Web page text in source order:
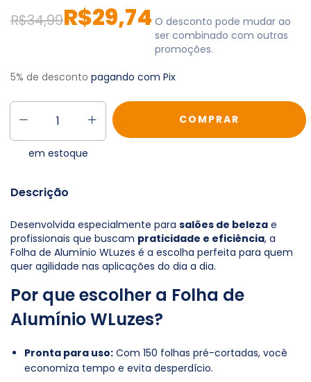
R$34,99R$29,74 O desconto pode mudar ao
ser combinado com outras
promoções.
5% de desconto pagando com Pix
em estoque
Descrição
Desenvolvida especialmente para salões de beleza e
profissionais que buscam praticidade e eficiência, a
Folha de Alumínio WLuzes é a escolha perfeita para quem
quer agilidade nas aplicações do dia a dia.
Por que escolher a Folha de
Alumínio WLuzes?
Pronta para uso: Com 150 folhas pré-cortadas, você
economiza tempo e evita desperdício.